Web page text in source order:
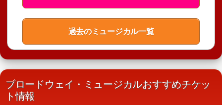
過去のミュージカル一覧
ブロードウェイ・ミュージカルおすすめチケッ
ト情報